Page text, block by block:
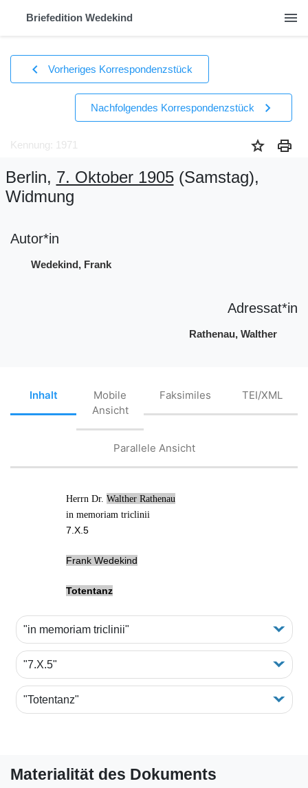
Briefedition Wedekind menu
chevron_left Vorheriges Korrespondenzstück
Nachfolgendes Korrespondenzstück chevron_right
Kennung: 1971 star print
Berlin, 7. Oktober 1905(Samstag),
Widmung
Autor*in
Wedekind, Frank
Adressat*in
Rathenau, Walther
Inhalt
Mobile
Ansicht
Faksimiles TEI/XML
Parallele Ansicht
Herrn Dr.Walther Rathenau
in memoriam triclinii
7.X.5
Frank Wedekind
Totentanz
"in memoriam triclinii"
"7.X.5"
"Totentanz"
Materialität des Dokuments